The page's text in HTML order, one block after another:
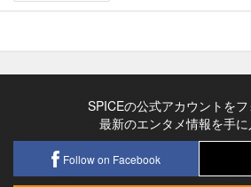
SPICEの公式アカウントを
最新のエンタメ情報を手に
Follow on Facebook